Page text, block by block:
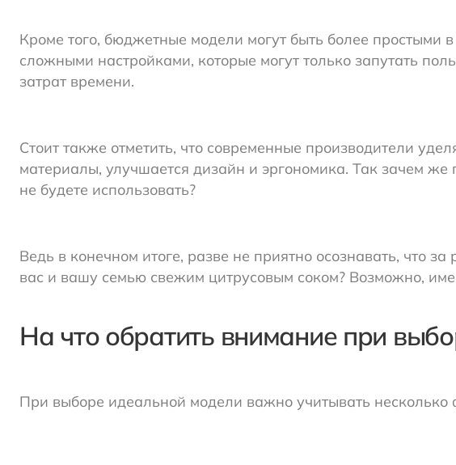
Кроме того, бюджетные модели могут быть более
сложными настройками, которые могут только запутать
затрат времени.
Стоит также отметить, что современные производители
материалы, улучшается дизайн и эргономика. Так зачем
не будете использовать?
Ведь в конечном итоге, разве не приятно осознавать, что
вас и вашу семью свежим цитрусовым соком? Возможно,
На что обратить внимание при
При выборе идеальной модели важно учитывать несколько